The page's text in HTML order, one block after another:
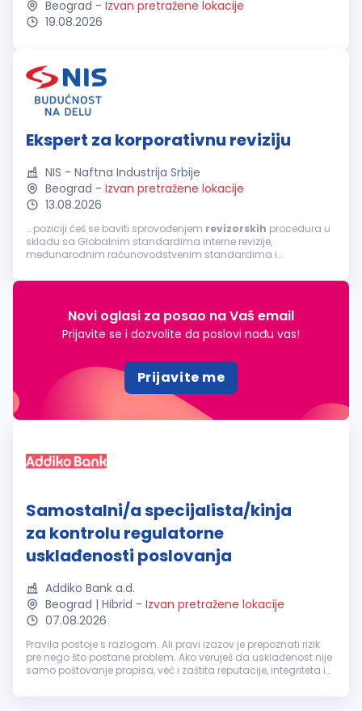
Beograd - Izvan pretražene lokacije
19.08.2026
Ekspert za korporativnu reviziju
NIS - Naftna Industrija Srbije
Beograd - Izvan pretražene lokacije
13.08.2026
...poziciji ćeš se baviti sprovođenjem revizorskih procedura u
skladu sa Globalnim standardima interne revizije,
međunarodnim računovodstvenim standardima i
korporativnu reviziju. Ovaj tim od 5 članova...
Novi oglasi za posao na Vaš email
Prijavite se i dozvolite da poslovi nađu vas!
Prijavite me
Samostalni/a specijalista/kinja
za kontrolu regulatorne
usklađenosti poslovanja
Addiko Bank a.d.
Beograd | Hibrid - Izvan pretražene lokacije
07.08.2026
Pravila postoje s razlogom. Ali pravi izazov je prepoznati rizik
pre nego što postane problem. Ako veruješ da usklađenost nije
samo poštovanje propisa, već i zaštita reputacije, integriteta i